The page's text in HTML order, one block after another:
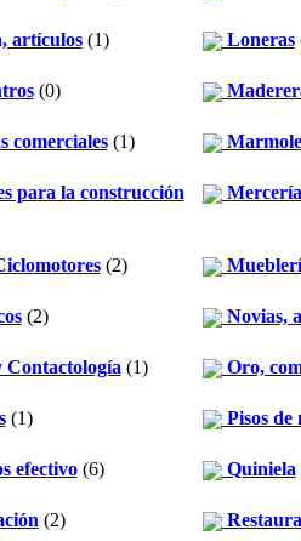
artículos(1) Loneras
(0)
comerciales(1)
para la construcción
(2)
(2) Novias,
(1) Oro,
(1) Pisos de
efectivo(6) Quiniela
(2)